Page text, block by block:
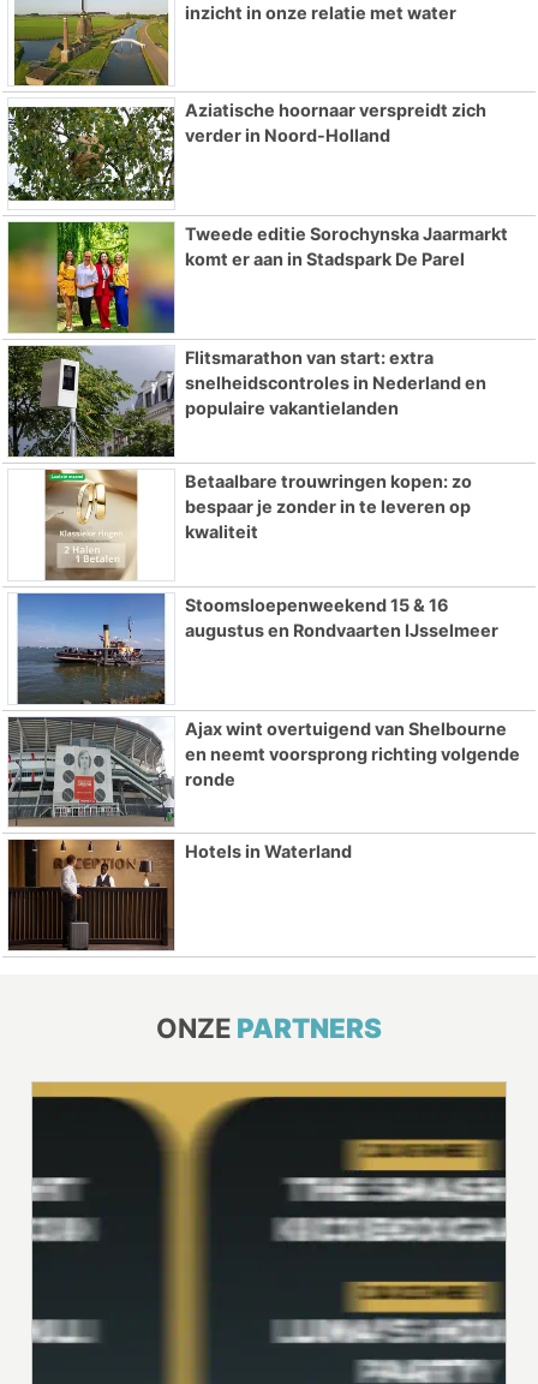
inzicht in onze relatie met water
Aziatische hoornaar verspreidt zich
verder in Noord-Holland
Tweede editie Sorochynska Jaarmarkt
komt er aan in Stadspark De Parel
Flitsmarathon van start: extra
snelheidscontroles in Nederland en
populaire vakantielanden
Betaalbare trouwringen kopen: zo
bespaar je zonder in te leveren op
kwaliteit
Stoomsloepenweekend 15 & 16
augustus en Rondvaarten IJsselmeer
Ajax wint overtuigend van Shelbourne
en neemt voorsprong richting volgende
ronde
Hotels in Waterland
ONZE PARTNERS